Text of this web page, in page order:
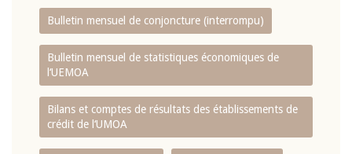
Bulletin mensuel de conjoncture (interrompu)
Bulletin mensuel de statistiques économiques de
l‘UEMOA
Bilans et comptes de résultats des établissements de
crédit de l‘UMOA